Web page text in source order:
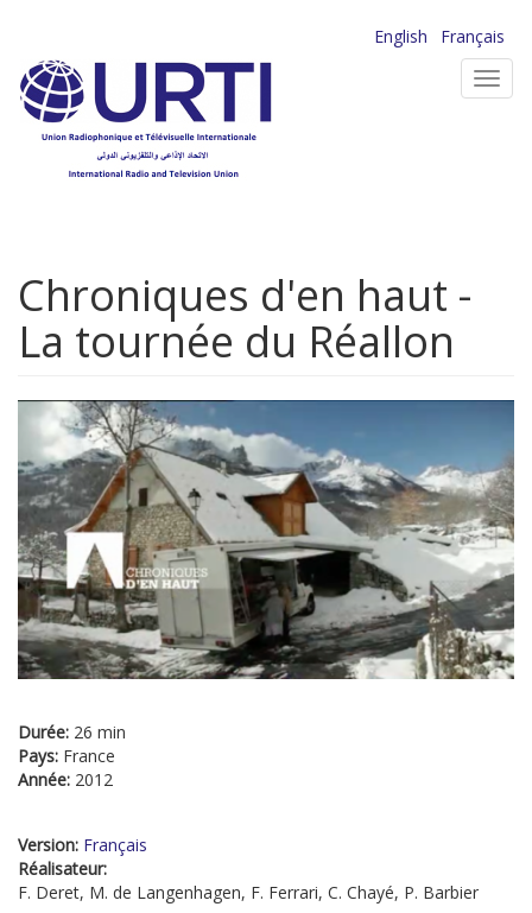
contenu
principal
English
Français
Chroniques d'en haut -
La tournée du Réallon
Durée: 26 min
Pays: France
Année: 2012
Version: Français
Réalisateur:
F. Deret, M. de Langenhagen, F. Ferrari, C. Chayé, P. Barbier